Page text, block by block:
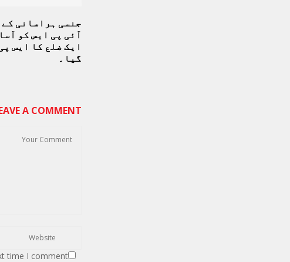
جنسی ہراسانی کے
آئی پی ایس کو
ایک ضلع کا ایس
گیا۔
A COMMENT
time I comment.